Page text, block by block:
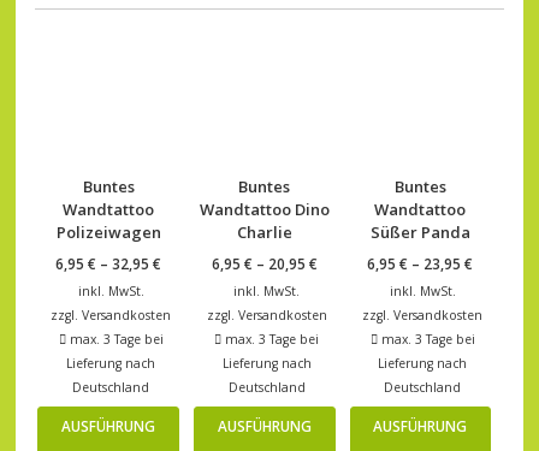
Buntes
Wandtattoo
Polizeiwagen
6,95€ –32,95€
inkl. MwSt.
zzgl.Versandkosten
max. 3 Tage bei
Lieferung nach
Deutschland
AUSFÜHRUNG
Buntes
Wandtattoo Dino
Charlie
6,95 € – 20,95 €
inkl. MwSt.
zzgl. Versandkosten
max. 3 Tage bei
Lieferung nach
Deutschland
AUSFÜHRUNG
Buntes
Wandtattoo
Süßer Panda
6,95€ – 23,95€
inkl. MwSt.
zzgl.Versandkosten
max. 3 Tage bei
Lieferung nach
Deutschland
AUSFÜHRUNG